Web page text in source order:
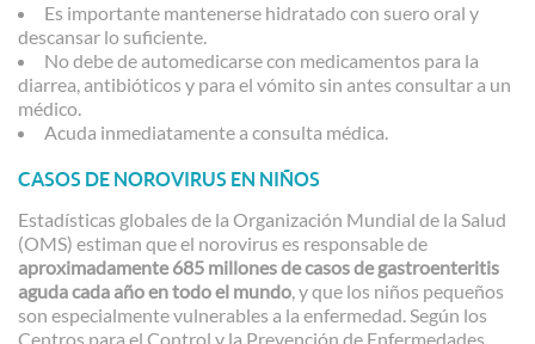
Es importante mantenerse hidratado con suero oral y
descansar lo suficiente.
No debe de automedicarse con medicamentos para la
diarrea, antibióticos y para el vómito sin antes consultar a un
médico.
Acuda inmediatamente a consulta médica.
CASOS DE NOROVIRUS EN NIÑOS
Estadísticas globales de la Organización Mundial de la Salud
(OMS) estiman que el norovirus es responsable de
aproximadamente 685 millones de casos de gastroenteritis
aguda cada año en todo el mundo, y que los niños pequeños
son especialmente vulnerables a la enfermedad. Según los
Centros para el Control y la Prevención de Enfermedades